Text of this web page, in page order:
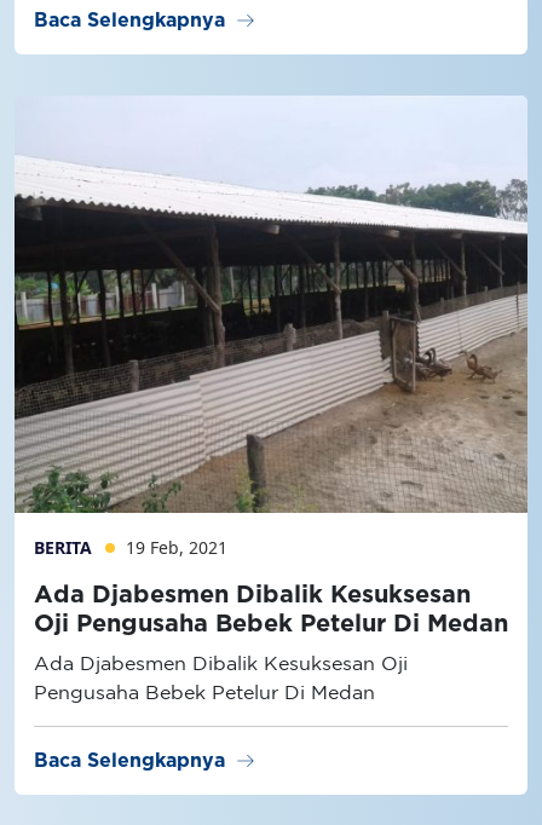
Baca Selengkapnya arrow_right_alt
BERITA 19 Feb, 2021
Ada Djabesmen Dibalik Kesuksesan
Oji Pengusaha Bebek Petelur Di Medan
Ada Djabesmen Dibalik Kesuksesan Oji
Pengusaha Bebek Petelur Di Medan
Baca Selengkapnya arrow_right_alt